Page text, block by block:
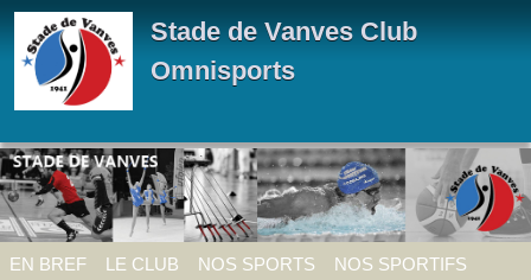
Stade de Vanves Club
Omnisports
EN BREF LE CLUB NOS SPORTS NOS SPORTIFS
Panneau de gestion des cookies